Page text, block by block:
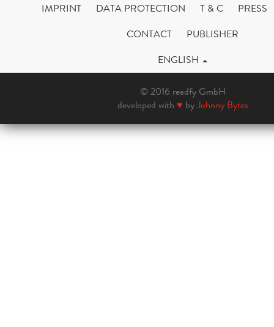
IMPRINT DATA PROTECTION T & C
PRESS
CONTACT
PUBLISHER
ENGLISH
© 2016 readfy GmbH
developed with ♥ byJohnny Bytes